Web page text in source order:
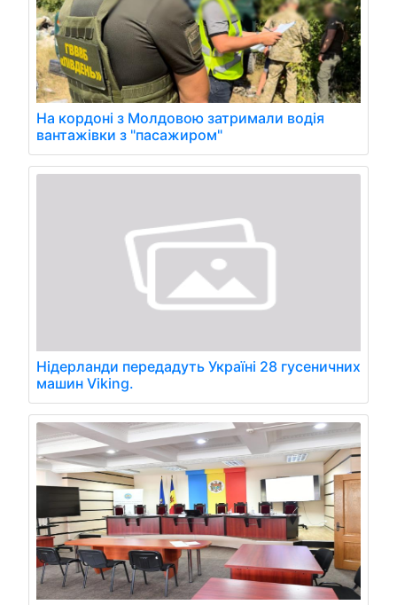
На кордоні з Молдовою затримали водія
вантажівки з "пасажиром"
Нідерланди передадуть Україні 28 гусеничних
машин Viking.